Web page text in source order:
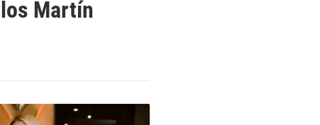
Martín